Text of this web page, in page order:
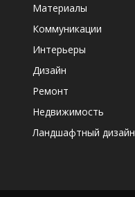
Материалы
Коммуникации
Интерьеры
Дизайн
Ремонт
Недвижимость
Ландшафтный дизайн